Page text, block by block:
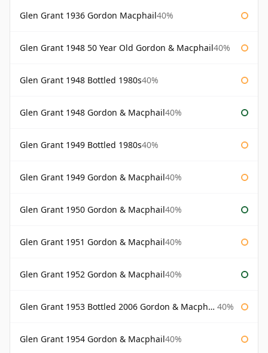
Glen Grant 1936 Gordon Macphail40%
Glen Grant 1948 50 Year Old Gordon & Macphail40%
Glen Grant 1948 Bottled 1980s40%
Glen Grant 1948 Gordon & Macphail40%
Glen Grant 1949 Bottled 1980s40%
Glen Grant 1949 Gordon & Macphail40%
Glen Grant 1950 Gordon & Macphail40%
Glen Grant 1951 Gordon & Macphail40%
Glen Grant 1952 Gordon & Macphail40%
Glen Grant 1953 Bottled 2006 Gordon & Macphail 40%
Glen Grant 1954 Gordon & Macphail40%